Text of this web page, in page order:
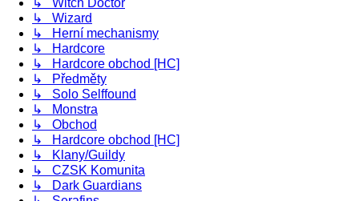
↳ Witch Doctor
↳ Wizard
↳ Herní mechanismy
↳ Hardcore
↳ Hardcore obchod [HC]
↳ Předměty
↳ Solo Selffound
↳ Monstra
↳ Obchod
↳ Hardcore obchod [HC]
↳ Klany/Guildy
↳ CZSK Komunita
↳ Dark Guardians